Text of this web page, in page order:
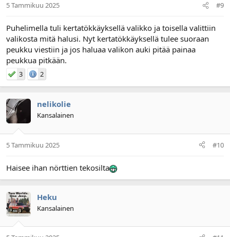
5 Tammikuu 2025 #9
Puhelimella tuli kertatökkäyksellä valikko ja toisella valittiin
valikosta mitä halusi. Nyt kertatökkäyksellä tulee suoraan
peukku viestiin ja jos haluaa valikon auki pitää painaa
peukkua pitkään.
3 2
nelikolie
Kansalainen
5 Tammikuu 2025 #10
Haisee ihan nörttien tekosilta
Heku
Kansalainen